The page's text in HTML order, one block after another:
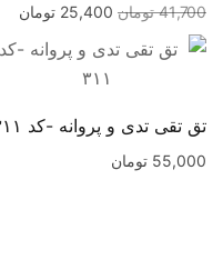
41,700 تومان 25,400 تومان
تق تقی تدی و پروانه -کد ۳۱۱
55,000 تومان